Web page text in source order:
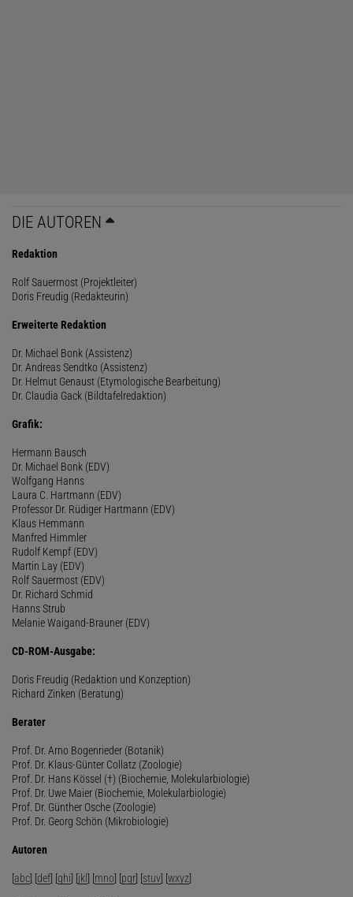
DIE AUTOREN
Redaktion
Rolf Sauermost (Projektleiter)
Doris Freudig (Redakteurin)
Erweiterte Redaktion
Dr. Michael Bonk (Assistenz)
Dr. Andreas Sendtko (Assistenz)
Dr. Helmut Genaust (Etymologische Bearbeitung)
Dr. Claudia Gack (Bildtafelredaktion)
Grafik:
Hermann Bausch
Dr. Michael Bonk (EDV)
Wolfgang Hanns
Laura C. Hartmann (EDV)
Professor Dr. Rüdiger Hartmann (EDV)
Klaus Hemmann
Manfred Himmler
Rudolf Kempf (EDV)
Martin Lay (EDV)
Rolf Sauermost (EDV)
Dr. Richard Schmid
Hanns Strub
Melanie Waigand-Brauner (EDV)
CD-ROM-Ausgabe:
Doris Freudig (Redaktion und Konzeption)
Richard Zinken (Beratung)
Berater
Prof. Dr. Arno Bogenrieder (Botanik)
Prof. Dr. Klaus-Günter Collatz (Zoologie)
Prof. Dr. Hans Kössel (†) (Biochemie, Molekularbiologie)
Prof. Dr. Uwe Maier (Biochemie, Molekularbiologie)
Prof. Dr. Günther Osche (Zoologie)
Prof. Dr. Georg Schön (Mikrobiologie)
Autoren
[abc] [def] [ghi] [jkl] [mno] [pqr] [stuv] [wxyz]